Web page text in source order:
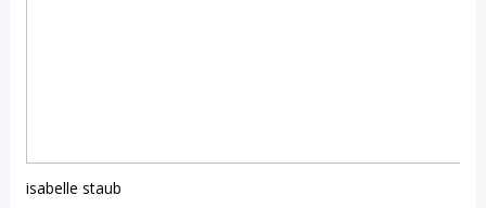
isabelle staub